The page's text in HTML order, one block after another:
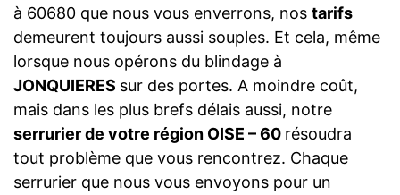
à 60680 que nous vous enverrons, nos tarifs
demeurent toujours aussi souples. Et cela, même
lorsque nous opérons du blindage à
JONQUIERES sur des portes. A moindre coût,
mais dans les plus brefs délais aussi, notre
serrurier de votre région OISE – 60 résoudra
tout problème que vous rencontrez. Chaque
serrurier que nous vous envoyons pour un